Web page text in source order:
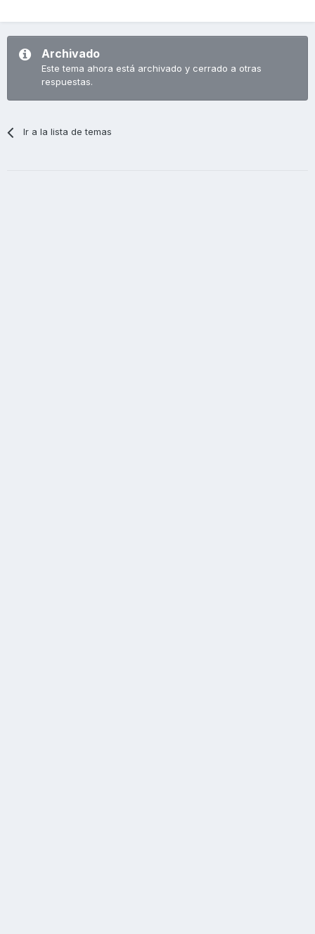
Archivado
Este tema ahora está archivado y cerrado a otras
respuestas.
Ir a la lista de temas